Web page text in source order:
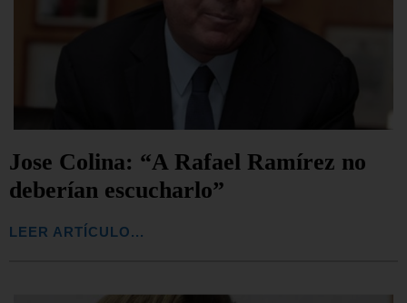
Jose Colina: “A Rafael Ramírez no
deberían escucharlo”
LEER ARTÍCULO...